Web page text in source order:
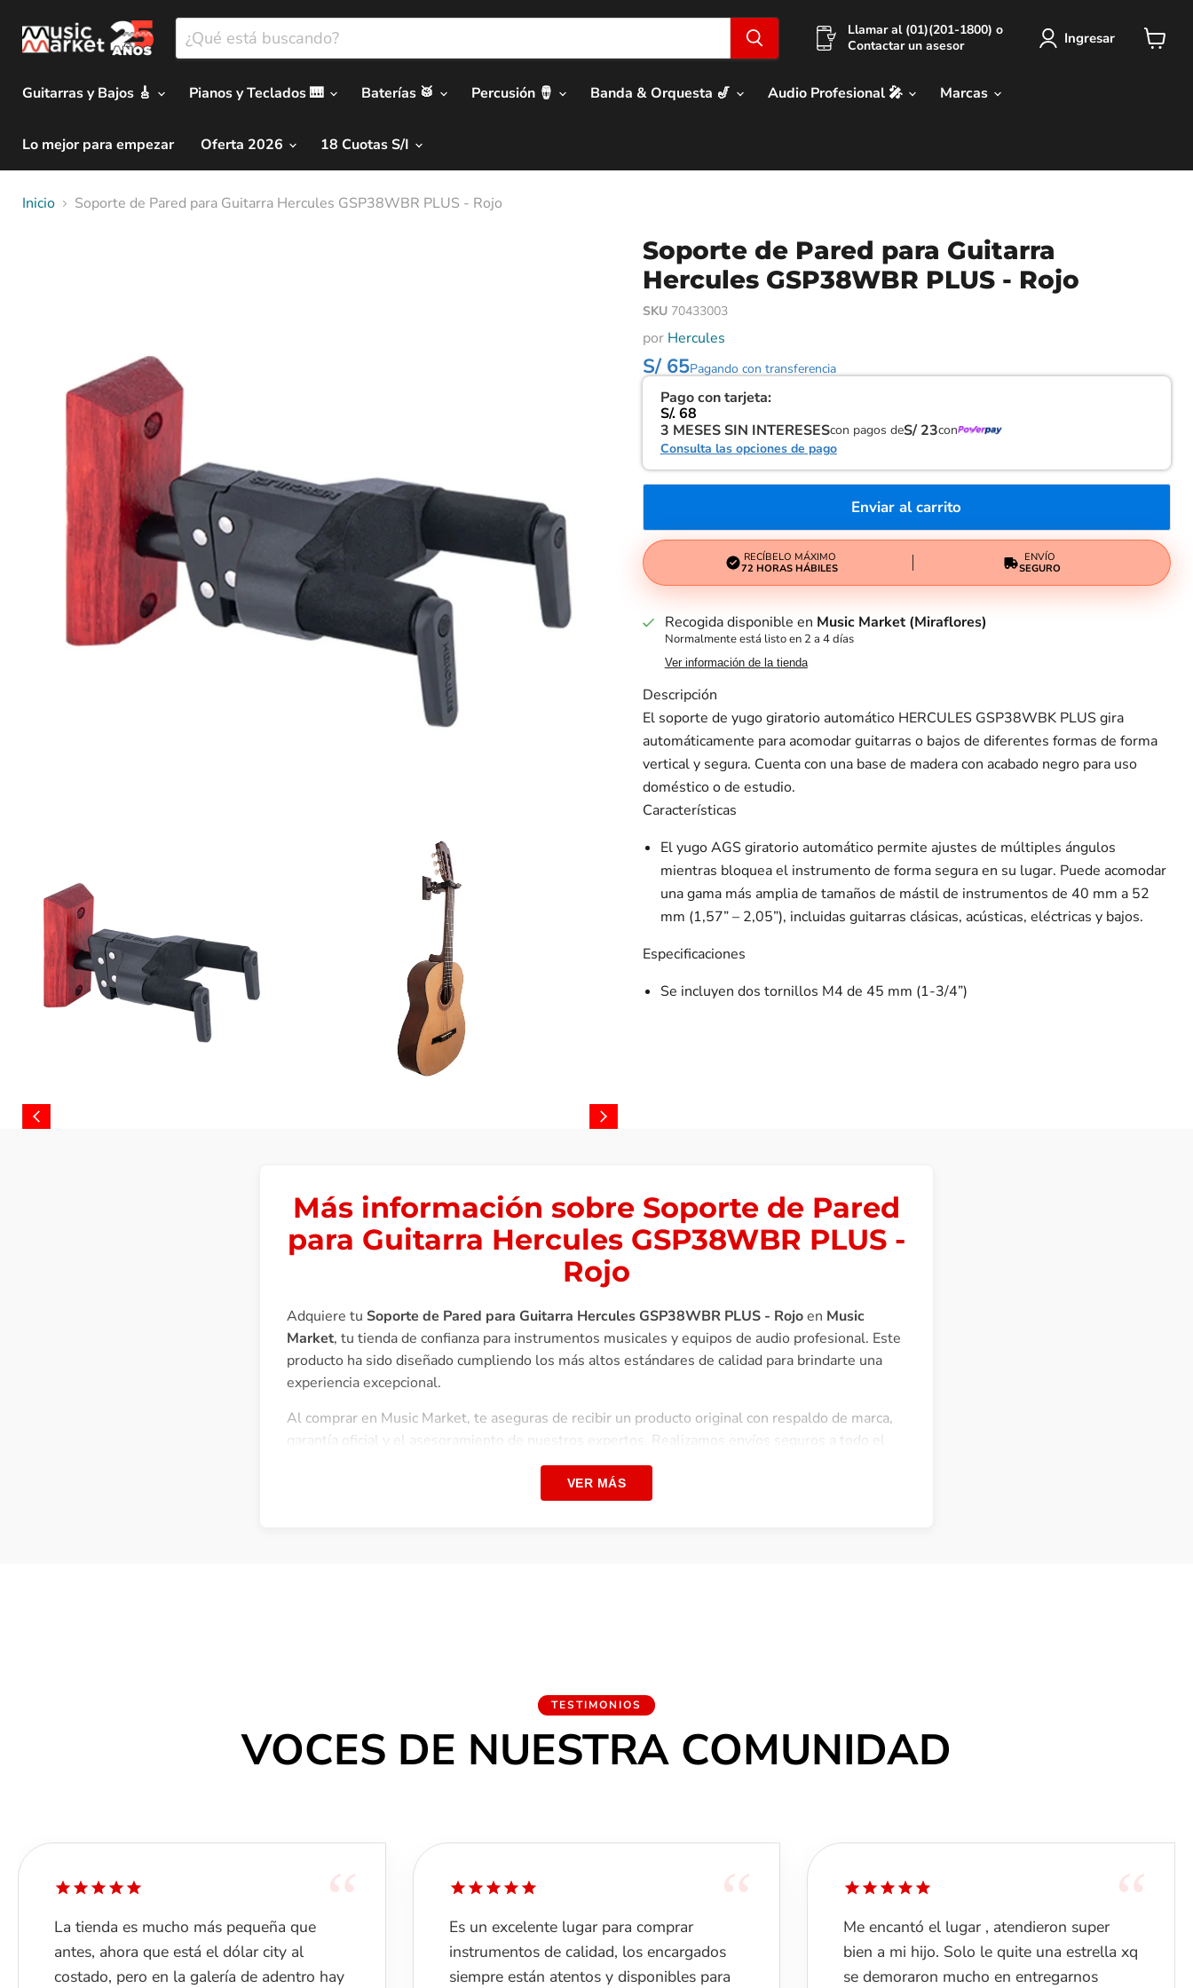
Llamar al (01)(201-1800) o
Contactar un asesor
Ingresar
Guitarras y Bajos 🎸
Pianos y Teclados 🎹 Baterías 🥁 Percusión 🪘 Banda & Orquesta 🎷 Audio Profesional 🎤 Marcas
Lo mejor para empezar Oferta 2026 18 Cuotas S/I
Inicio Soporte de Pared para Guitarra Hercules GSP38WBR PLUS - Rojo
Soporte de Pared para Guitarra
Hercules GSP38WBR PLUS - Rojo
SKU 70433003
por Hercules
S/ 65Pagando con transferencia
Pago con tarjeta:
S/. 68
3 MESES SIN INTERESEScon pagos deS/ 23con
Consulta las opciones de pago
Enviar al carrito
RECÍBELO MÁXIMO
72 HORAS HÁBILES
ENVÍO
SEGURO
Recogida disponible en Music Market (Miraflores)
Normalmente está listo en 2 a 4 días
Ver información de la tienda
Descripción
El soporte de yugo giratorio automático HERCULES GSP38WBK PLUS gira
automáticamente para acomodar guitarras o bajos de diferentes formas de forma
vertical y segura. Cuenta con una base de madera con acabado negro para uso
doméstico o de estudio.
Características
El yugo AGS giratorio automático permite ajustes de múltiples ángulos
mientras bloquea el instrumento de forma segura en su lugar. Puede acomodar
una gama más amplia de tamaños de mástil de instrumentos de 40 mm a 52
mm (1,57” – 2,05”), incluidas guitarras clásicas, acústicas, eléctricas y bajos.
Especificaciones
Se incluyen dos tornillos M4 de 45 mm (1-3/4”)
Más información sobre Soporte de Pared
para Guitarra Hercules GSP38WBR PLUS -
Rojo
Adquiere tu Soporte de Pared para Guitarra Hercules GSP38WBR PLUS - Rojoen Music
Market, tu tienda de confianza para instrumentos musicales y equipos de audio profesional. Este
producto ha sido diseñado cumpliendo los más altos estándares de calidad para brindarte una
experiencia excepcional.
Al comprar en Music Market, te aseguras de recibir un producto original con respaldo de marca,
garantía oficial y el asesoramiento de nuestros expertos. Realizamos envíos seguros a todo el
Perú y ofrecemos diversas facilidades de pago.
Descripción El soporte de yugo giratorio automático HERCULES GSP38WBK PLUS gira
VER MÁS
TESTIMONIOS
VOCES DE NUESTRA COMUNIDAD
“
Es un excelente lugar para comprar
instrumentos de calidad, los encargados
siempre están atentos y disponibles para
“
Me encantó el lugar , atendieron super
bien a mi hijo. Solo le quite una estrella xq
se demoraron mucho en entregarnos
“
Fui a la última hora como las 8pm aprox,
si bien es cierto te responden a las
preguntas, dudas sobre productos, la